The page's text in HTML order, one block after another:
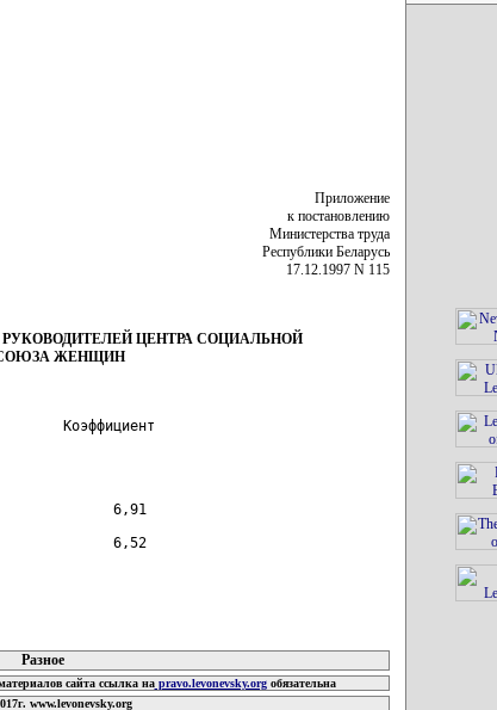
Приложение
к постановлению
Министерства труда
Республики Беларусь
17.12.1997 N 115
ЦЕНТРА СОЦИАЛЬНОЙ
ЖЕНЩИН
6,91
6,52
Разное
сайта ссылка наpravo.levonevsky.orgобязательна
www.levonevsky.org